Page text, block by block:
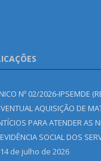
Nº 02/2026-IPSEMDE
AQUISIÇÃO DE
PARA ATENDER AS
SOCIAL DOS
14 de julho de 2026